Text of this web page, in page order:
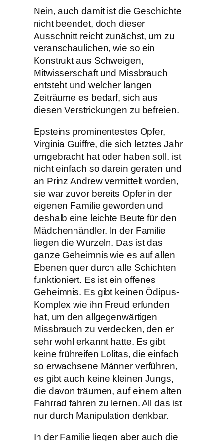
Nein, auch damit ist die Geschichte
nicht beendet, doch dieser
Ausschnitt reicht zunächst, um zu
veranschaulichen, wie so ein
Konstrukt aus Schweigen,
Mitwisserschaft und Missbrauch
entsteht und welcher langen
Zeiträume es bedarf, sich aus
diesen Verstrickungen zu befreien.
Epsteins prominentestes Opfer,
Virginia Guiffre, die sich letztes Jahr
umgebracht hat oder haben soll, ist
nicht einfach so darein geraten und
an Prinz Andrew vermittelt worden,
sie war zuvor bereits Opfer in der
eigenen Familie geworden und
deshalb eine leichte Beute für den
Mädchenhändler. In der Familie
liegen die Wurzeln. Das ist das
ganze Geheimnis wie es auf allen
Ebenen quer durch alle Schichten
funktioniert. Es ist ein offenes
Geheimnis. Es gibt keinen Ödipus-
Komplex wie ihn Freud erfunden
hat, um den allgegenwärtigen
Missbrauch zu verdecken, den er
sehr wohl erkannt hatte. Es gibt
keine frühreifen Lolitas, die einfach
so erwachsene Männer verführen,
es gibt auch keine kleinen Jungs,
die davon träumen, auf einem alten
Fahrrad fahren zu lernen. All das ist
nur durch Manipulation denkbar.
In der Familie liegen aber auch die